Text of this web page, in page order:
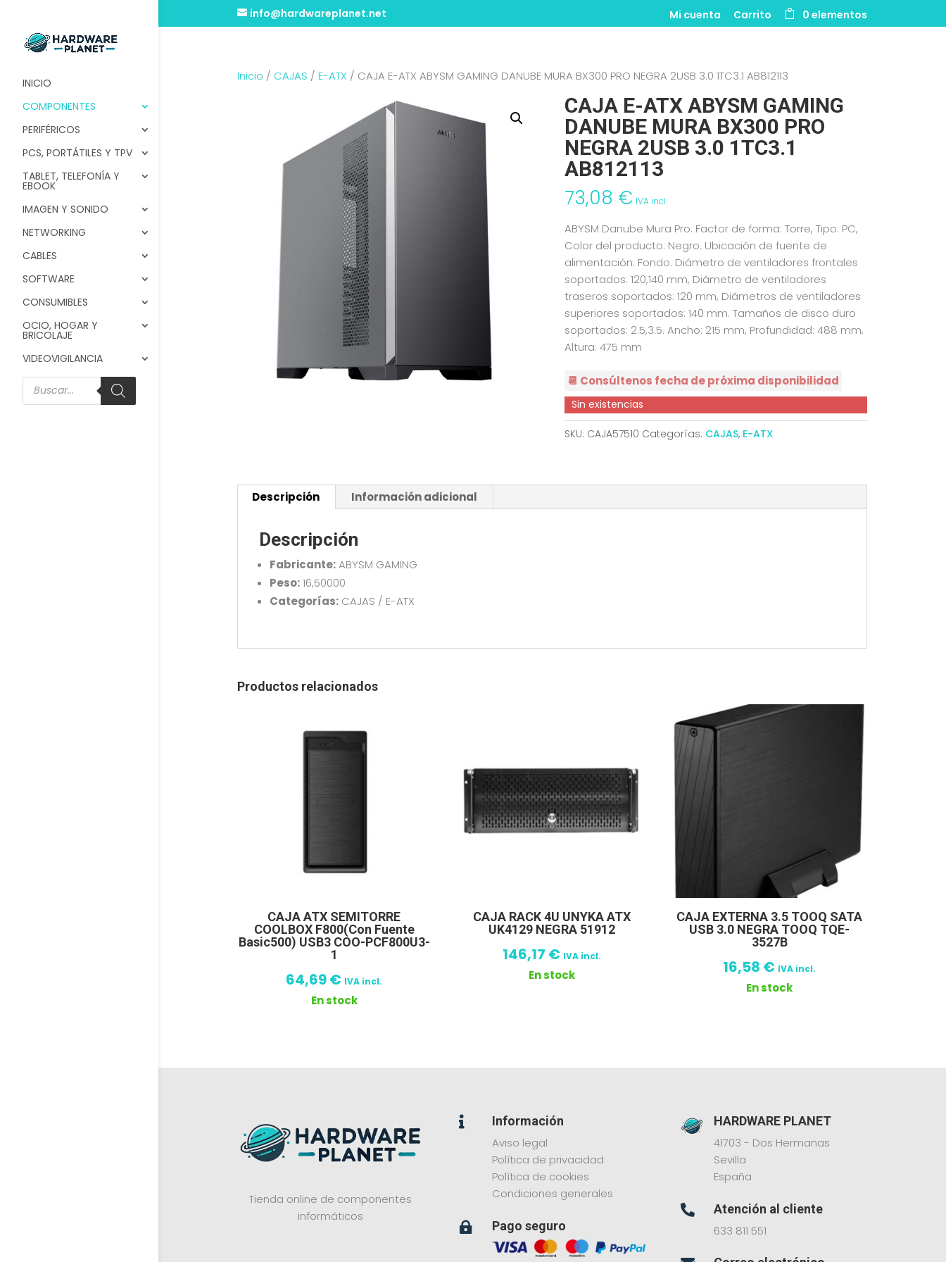
info@hardwareplanet.net Mi cuenta Carrito 0 elementos
INICIO
COMPONENTES
PERIFÉRICOS
PCS, PORTÁTILES Y TPV
TABLET, TELEFONÍA Y
EBOOK
IMAGEN Y SONIDO
NETWORKING
CABLES
SOFTWARE
CONSUMIBLES
OCIO, HOGAR Y
BRICOLAJE
VIDEOVIGILANCIA
Búsqueda
de
productos
Inicio / CAJAS / E-ATX / CAJA E-ATX ABYSM GAMING DANUBE MURA BX300 PRO NEGRA 2USB 3.0 1TC3.1 AB812113
CAJA E-ATX ABYSM GAMING
DANUBE MURA BX300 PRO
NEGRA 2USB 3.0 1TC3.1
AB812113
73,08 € IVA incl.
ABYSM Danube Mura Pro. Factor de forma: Torre, Tipo: PC,
Color del producto: Negro. Ubicación de fuente de
alimentación: Fondo. Diámetro de ventiladores frontales
soportados: 120,140 mm, Diámetro de ventiladores
traseros soportados: 120 mm, Diámetros de ventiladores
superiores soportados: 140 mm. Tamaños de disco duro
soportados: 2.5,3.5. Ancho: 215 mm, Profundidad: 488 mm,
Altura: 475 mm
📆 Consúltenos fecha de próxima disponibilidad
Sin existencias
SKU: CAJA57510 Categorías: CAJAS, E-ATX
Descripción Información adicional
Descripción
Fabricante:ABYSM GAMING
Peso:16,50000
Categorías:CAJAS / E-ATX
Productos relacionados
CAJA ATX SEMITORRE
COOLBOX F800(Con Fuente
Basic500) USB3 COO-PCF800U3-
1
64,69€ IVA incl.
En stock
CAJA RACK 4U UNYKA ATX
UK4129 NEGRA 51912
146,17 € IVA incl.
En stock
CAJA EXTERNA 3.5 TOOQ SATA
USB 3.0 NEGRA TOOQ TQE-
3527B
16,58 € IVA incl.
En stock
Tienda online de componentes
informáticos

Información
Aviso legal
Política de privacidad
Política de cookies
Condiciones generales
 Pago seguro
HARDWARE PLANET
41703 - Dos Hermanas
Sevilla
España

Atención al cliente
633 811 551